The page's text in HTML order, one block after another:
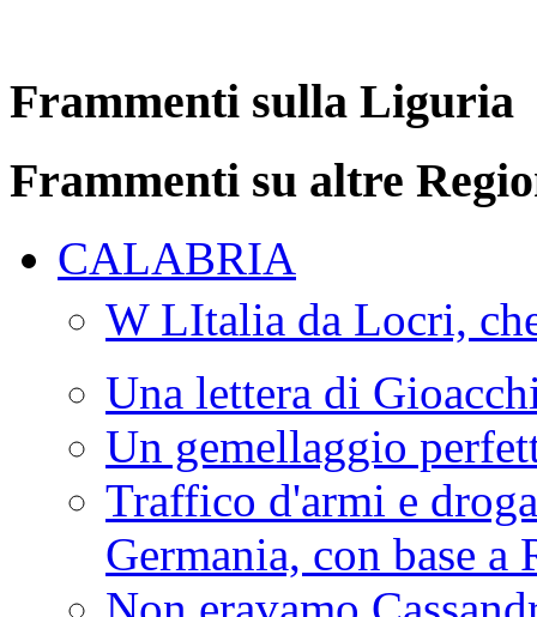
Frammenti sulla Liguria
Frammenti su altre
CALABRIA
W LItalia da Locri,
Una lettera di
Un gemellaggio
Traffico d'armi e
Germania, con base a